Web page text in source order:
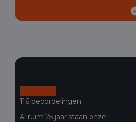
116 beoordelingen
Al ruim 25 jaar staan onze